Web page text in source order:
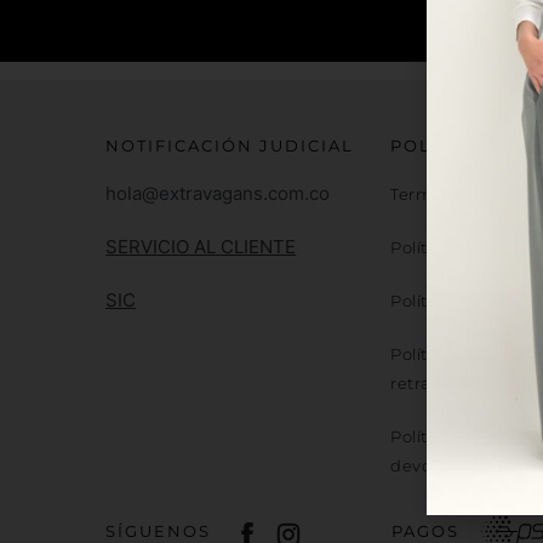
NOTIFICACIÓN JUDICIAL
hola@extravagans.com.co
SERVICIO AL CLIENTE
SIC
POLITICAS
Terminos y
Políticas de
Políticas de
Políticas de
retracto
Política de
devoluciones
SÍGUENOS PAGOS